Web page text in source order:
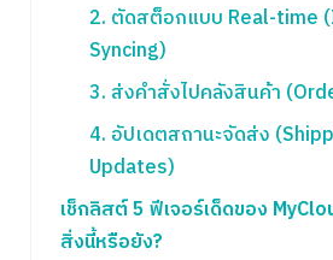
2. ตัดสต็อกแบบ Real-time
Syncing)
3. ส่งคำสั่งไปคลังสินค้า
4. อัปเดตสถานะจัดส่ง
Updates)
เช็กลิสต์ 5 ฟีเจอร์เด็ดของ
สิ่งนี้หรือยัง?